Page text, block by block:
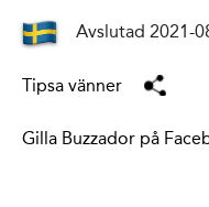
Avslutad 2021-
Tipsa vänner
Gilla Buzzador på